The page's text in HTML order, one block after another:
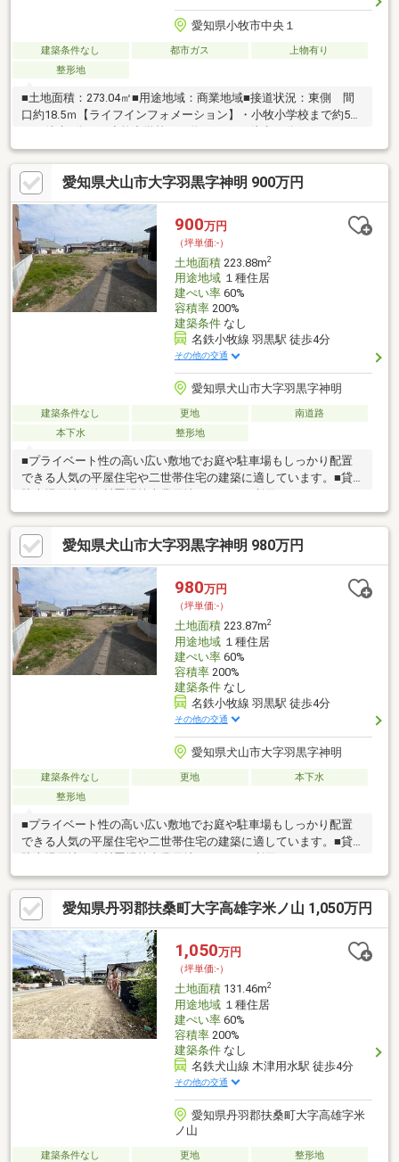
愛知県小牧市中央１
建築条件なし 都市ガス
上物有り
整形地
■土地面積：273.04㎡■用途地域：商業地域■接道状況：東側 間
口約18.5ｍ【ライフインフォメーション】・小牧小学校まで約510
Mikawayaラピオ小牧店まで約380ｍ（徒歩5分）・セブンイレブ
ン小牧駅北店まで約190ｍ（徒歩3分）・駒止公園まで約180ｍ
（徒歩3分）愛知県犬山市大字羽黒字神明 900万円
900万円
（坪単価:-）
土地面積223.88m2
用途地域１種住居
建ぺい率60%
容積率200%
建築条件なし
名鉄小牧線 羽黒駅 徒歩4分
その他の交通
愛知県犬山市大字羽黒字神明
建築条件なし 更地
南道路
本下水
整形地
■プライベート性の高い広い敷地でお庭や駐車場もしっかり配置
できる人気の平屋住宅や二世帯住宅の建築に適しています。■貸
■敷地面積が広くお子様を遊ばせるスペース、人気の家庭菜園や
ドックランもお楽しみいただけます。■名鉄小牧線「羽黒」駅徒
歩4分の駅近稀少な立地です。建築条件はありませんので、お好み
のハウスメーカー、工務店等で建築していただけます。■建築時
にセットバックすることで、前面道路は通りやすくなります！■
分筆予定面積：223.88㎡（約67.72坪）！■分筆ライン及び分筆面
積のご相談可能です！
愛知県犬山市大字羽黒字神明 980万円
980万円
（坪単価:-）
土地面積223.87m2
用途地域１種住居
建ぺい率60%
容積率200%
建築条件なし
名鉄小牧線 羽黒駅 徒歩4分
その他の交通
愛知県犬山市大字羽黒字神明
建築条件なし 更地
本下水
整形地
■プライベート性の高い広い敷地でお庭や駐車場もしっかり配置
できる人気の平屋住宅や二世帯住宅の建築に適しています。■貸
駐車場用地、資材置場等事業用地としてもご利用いただけます。
■敷地面積が広くお子様を遊ばせるスペース、人気の家庭菜園や
ドックランもお楽しみいただけます。■名鉄小牧線「羽黒」駅徒
歩4分の駅近稀少な立地です。建築条件はありませんので、お好み
のハウスメーカー、工務店等で建築していただけます。■建築時
にセットバックすることで、前面道路は通りやすくなります！■
分筆予定面積：223.87㎡（約67.72坪）！■分筆ライン及び分筆面
積のご相談可能です！
愛知県丹羽郡扶桑町大字高雄字米ノ山 1,050万円
1,050万円
（坪単価:-）
土地面積131.46m2
用途地域１種住居
建ぺい率60%
容積率200%
建築条件なし
名鉄犬山線 木津用水駅 徒歩4分
その他の交通
愛知県丹羽郡扶桑町大字高雄字米
ノ山
建築条件なし 更地 整形地